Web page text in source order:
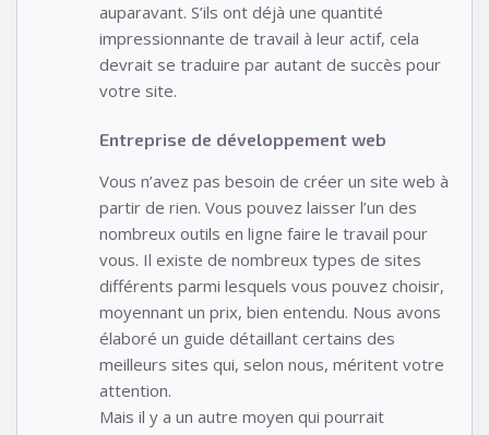
auparavant. S’ils ont déjà une quantité
impressionnante de travail à leur actif, cela
devrait se traduire par autant de succès pour
votre site.
Entreprise de développement web
Vous n’avez pas besoin de créer un site web à
partir de rien. Vous pouvez laisser l’un des
nombreux outils en ligne faire le travail pour
vous. Il existe de nombreux types de sites
différents parmi lesquels vous pouvez choisir,
moyennant un prix, bien entendu. Nous avons
élaboré un guide détaillant certains des
meilleurs sites qui, selon nous, méritent votre
attention.
Mais il y a un autre moyen qui pourrait